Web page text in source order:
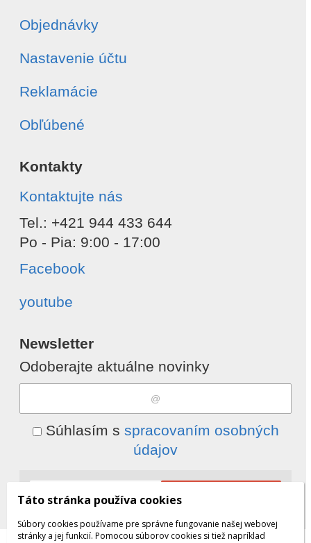
Objednávky
Nastavenie účtu
Reklamácie
Obľúbené
Kontakty
Kontaktujte nás
Tel.: +421 944 433 644
Po - Pia: 9:00 - 17:00
Facebook
youtube
Newsletter
Odoberajte aktuálne novinky
Súhlasím s spracovaním osobných
údajov
Táto stránka používa cookies
Súbory cookies používame pre správne fungovanie našej webovej
stránky a jej funkcií. Pomocou súborov cookies si tiež napríklad